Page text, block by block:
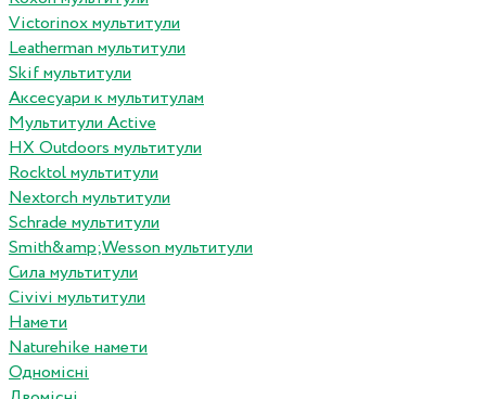
Victorinox мультитули
Leatherman мультитули
Skif мультитули
Аксесуари к мультитулам
Мультитули Active
HX Outdoors мультитули
Rocktol мультитули
Nextorch мультитули
Schrade мультитули
Smith&amp;Wesson мультитули
Сила мультитули
Civivi мультитули
Намети
Naturehike намети
Одномісні